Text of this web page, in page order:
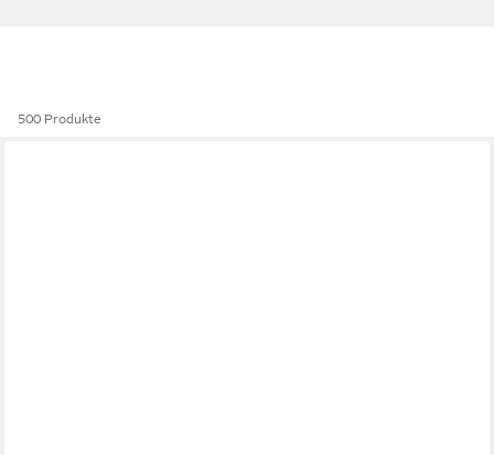
500 Produkte